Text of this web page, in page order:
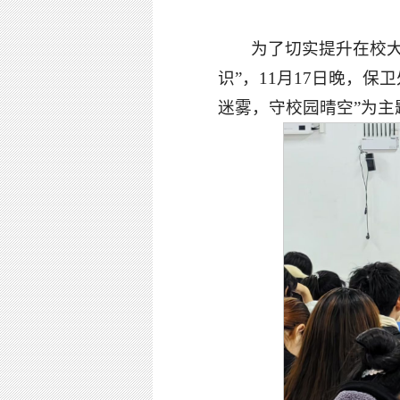
为了切实提升在校
识”，11月17日晚，保
迷雾，守校园晴空”为